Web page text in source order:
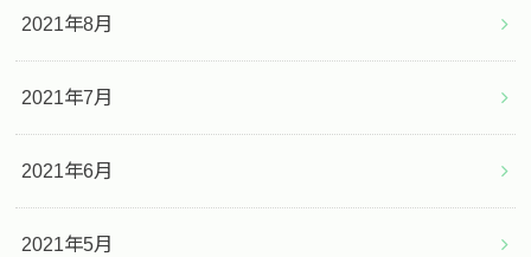
2021年8月
2021年7月
2021年6月
2021年5月